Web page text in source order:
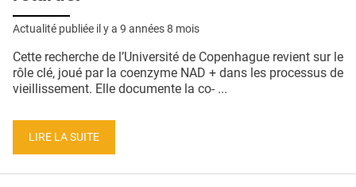
L'APP
PUBLICITÉ
CONTACT
Actualité publiée il y a 9 années 8 mois
Cette recherche de l’Université de Copenhague revient sur le
rôle clé, joué par la coenzyme NAD + dans les processus de
vieillissement. Elle documente la co- ...
LIRE LA SUITE